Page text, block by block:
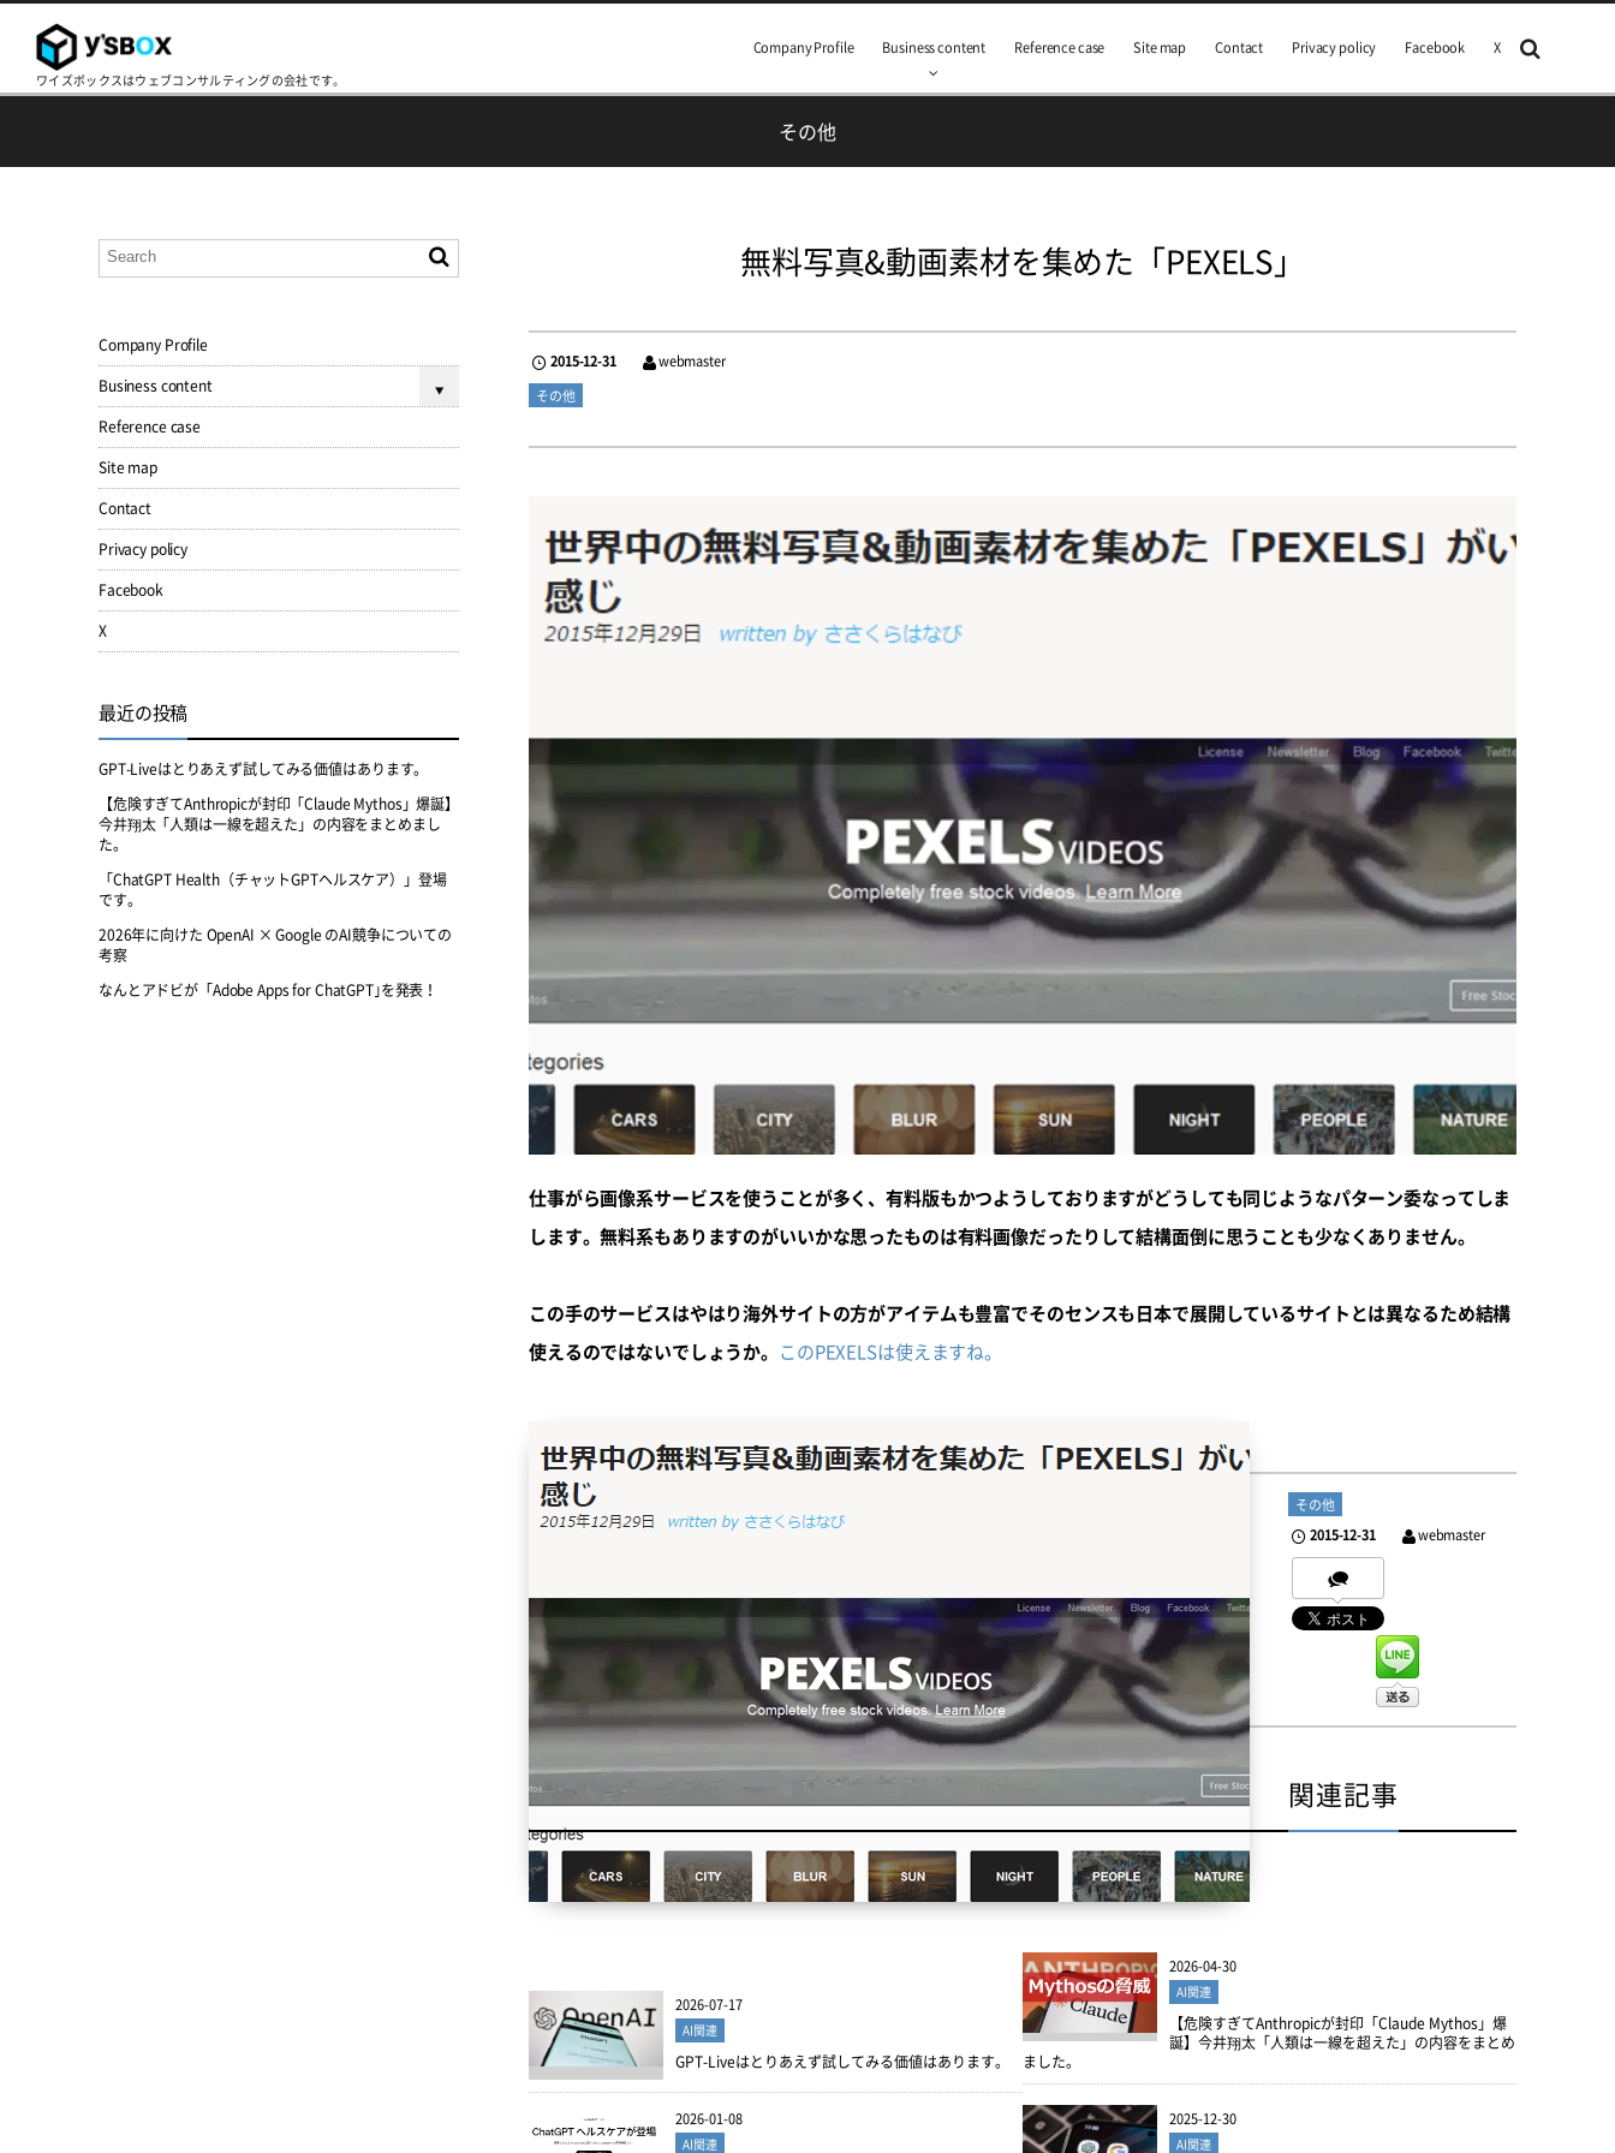
ワイズボックスはウェブコンサルティングの会社です。
Company Profile Business content Reference case Site map Contact Privacy policy Facebook X
その他
無料写真&動画素材を集めた「PEXELS」
2015-12-31
webmaster
その他
仕事がら画像系サービスを使うことが多く、有料版もかつようしておりますがどうしても同じようなパターン委なってしま
します。無料系もありますのがいいかな思ったものは有料画像だったりして結構面倒に思うことも少なくありません。
この手のサービスはやはり海外サイトの方がアイテムも豊富でそのセンスも日本で展開しているサイトとは異なるため結構
使えるのではないでしょうか。 このPEXELSは使えますね。
その他
2015-12-31
webmaster
関連記事
2026-07-17
AI関連
GPT-Liveはとりあえず試してみる価値はあります。
2026-04-30
AI関連
【危険すぎてAnthropicが封印「Claude Mythos」爆
誕】今井翔太「人類は一線を超えた」の内容をまとめ
ました。
2026-01-08
AI関連
2025-12-30
AI関連
Company Profile
Business content
Reference case
Site map
Contact
Privacy policy
Facebook
X
最近の投稿
GPT-Liveはとりあえず試してみる価値はあります。
【危険すぎてAnthropicが封印「Claude Mythos」爆誕】
今井翔太「人類は一線を超えた」の内容をまとめまし
た。
「ChatGPT Health（チャットGPTヘルスケア）」登場
です。
2026年に向けた OpenAI × Google のAI競争についての
考察
なんとアドビが「Adobe Apps for ChatGPT｣を発表！